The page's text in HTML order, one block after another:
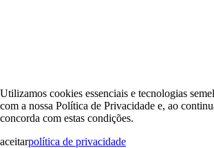
Utilizamos cookies essenciais e tecnologias
com a nossa Política de Privacidade e, ao
concorda com estas condições.
aceitarpolítica de privacidade